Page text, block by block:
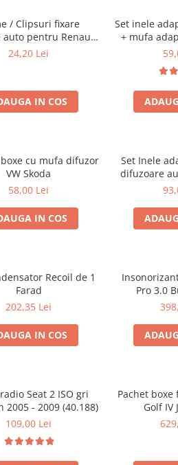
/ Clipsuri fixare
auto pentru Renault
/ Nissan
24,20 Lei
IN COS
Set inele
+ mufa
cu mufa difuzor
VW Skoda
58,00 Lei
IN COS
Set Inele
difuzoare
VW
Recoil de 1
Farad
202,35 Lei
IN COS
Pro 3.0
Seat 2 ISO gri
2005 - 2009 (40.188)
109,00 Lei
Pachet boxe
Golf IV